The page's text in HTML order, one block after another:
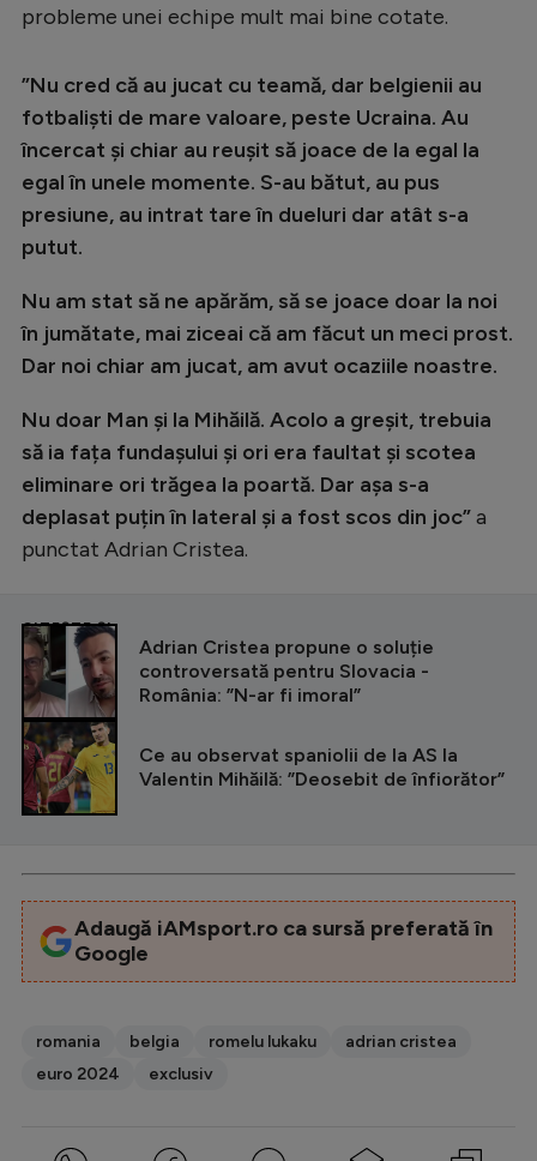
probleme unei echipe mult mai bine cotate.
”Nu cred că au jucat cu teamă, dar belgienii au
fotbaliști de mare valoare, peste Ucraina. Au
încercat și chiar au reușit să joace de la egal la
egal în unele momente. S-au bătut, au pus
presiune, au intrat tare în dueluri dar atât s-a
putut.
Nu am stat să ne apărăm, să se joace doar la noi
în jumătate, mai ziceai că am făcut un meci prost.
Dar noi chiar am jucat, am avut ocaziile noastre.
Nu doar Man și la Mihăilă. Acolo a greșit, trebuia
să ia fața fundașului și ori era faultat și scotea
eliminare ori trăgea la poartă. Dar așa s-a
deplasat puțin în lateral și a fost scos din joc”a
punctat Adrian Cristea.
CITEȘTE ȘI
Adrian Cristea propune o soluție
controversată pentru Slovacia -
România: ”N-ar fi imoral”
Ce au observat spaniolii de la AS la
Valentin Mihăilă: ”Deosebit de înfiorător”
Adaugă iAMsport.ro ca sursă preferată în
Google
romania belgia romelu lukaku
adrian cristea
euro 2024
exclusiv